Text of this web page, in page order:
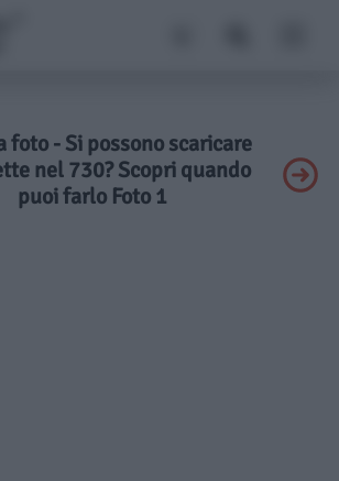
foto - Si possono scaricare
nel 730? Scopri quando
puoi farlo Foto 1